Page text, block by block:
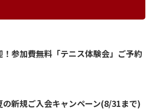
参加費無料「テニス体験会」ご予約
新規ご入会キャンペーン(8/31まで)